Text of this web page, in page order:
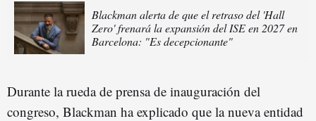
Blackman alerta de que el retraso del 'Hall
Zero' frenará la expansión del ISE en 2027 en
Barcelona: "Es decepcionante"
Durante la rueda de prensa de inauguración del
congreso, Blackman ha explicado que la nueva entidad